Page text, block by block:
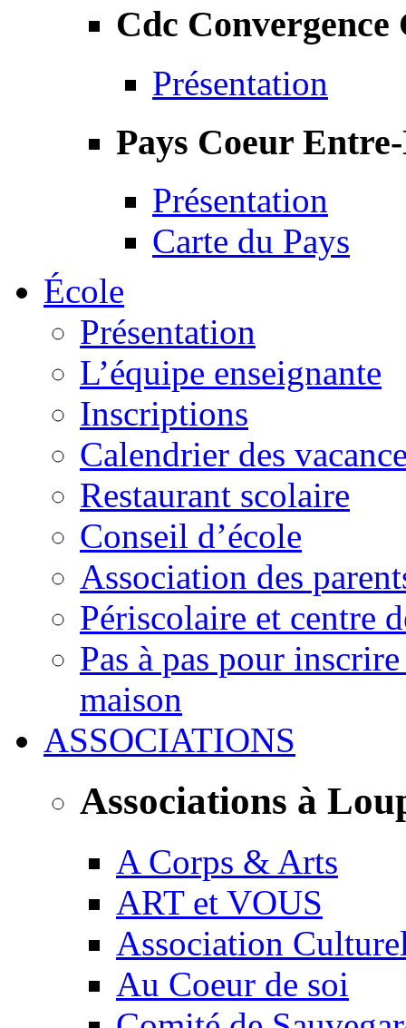
Cdc Convergence
Présentation
Pays Coeur
Présentation
Carte du Pays
École
Présentation
L’équipe enseignante
Inscriptions
Calendrier des
Restaurant scolaire
Conseil d’école
Association des
Périscolaire et centre
Pas à pas pour
maison
ASSOCIATIONS
Associations à
A Corps & Arts
ART et VOUS
Association
Au Coeur de soi